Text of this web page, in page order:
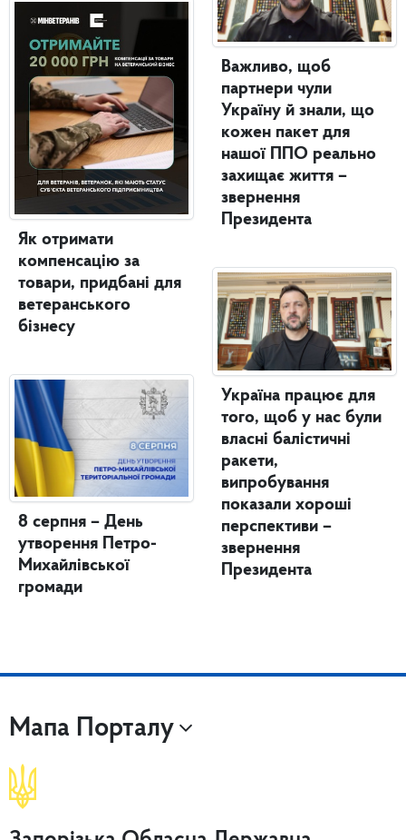
Як отримати
компенсацію за
товари, придбані для
ветеранського
бізнесу
8 серпня – День
утворення Петро-
Михайлівської
громади
Важливо, щоб
партнери чули
Україну й знали, що
кожен пакет для
нашої ППО реально
захищає життя –
звернення
Президента
Україна працює для
того, щоб у нас були
власні балістичні
ракети,
випробування
показали хороші
перспективи –
звернення
Президента
Мапа Порталу